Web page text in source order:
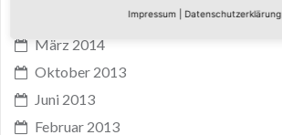
März 2014
Oktober 2013
Juni 2013
Februar 2013
Impressum Datenschutzerklärung